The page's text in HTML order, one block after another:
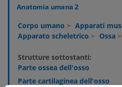
Anatomia umana 2
Corpo umano > Apparati
Apparato scheletrico > Ossa >
Strutture sottostanti:
Parte ossea dell'osso
Parte cartilaginea dell'osso